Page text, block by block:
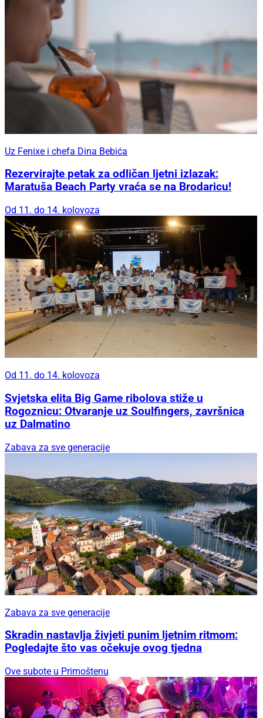
Uz Fenixe i chefa Dina Bebića
Rezervirajte petak za odličan ljetni izlazak:
Maratuša Beach Party vraća se na Brodaricu!
Od 11. do 14. kolovoza
Od 11. do 14. kolovoza
Svjetska elita Big Game ribolova stiže u
Rogoznicu: Otvaranje uz Soulfingers, završnica
uz Dalmatino
Zabava za sve generacije
Zabava za sve generacije
Skradin nastavlja živjeti punim ljetnim ritmom:
Pogledajte što vas očekuje ovog tjedna
Ove subote u Primoštenu